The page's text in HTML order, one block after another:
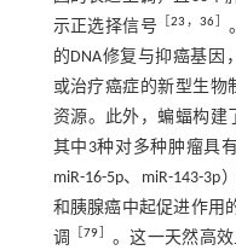
示正选择信号 ［23 ，36
的DNA修复与抑癌基
或治疗癌症的新型生物
资源。此外，蝙蝠构建
其中3种对多种肿瘤具有
miR-16-5p、miR-143-
和胰腺癌中起促进作用
调
［79
。这一天然高